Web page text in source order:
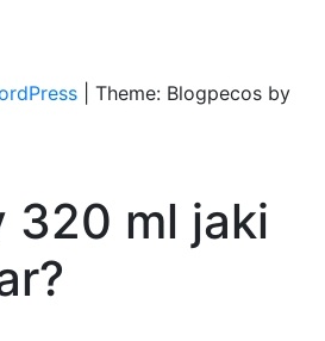
Theme: Blogpecos by
320 ml jaki